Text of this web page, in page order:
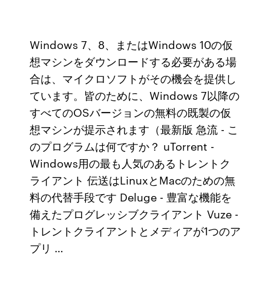
Windows 7、8、またはWindows 10の仮
想マシンをダウンロードする必要がある場
合は、マイクロソフトがその機会を提供し
ています。皆のために、Windows 7以降の
すべてのOSバージョンの無料の既製の仮
想マシンが提示されます（最新版 急流 - こ
のプログラムは何ですか？ uTorrent -
Windows用の最も人気のあるトレントク
ライアント 伝送はLinuxとMacのための無
料の代替手段です Deluge - 豊富な機能を
備えたプログレッシブクライアント Vuze -
トレントクライアントとメディアが1つのア
プリ …